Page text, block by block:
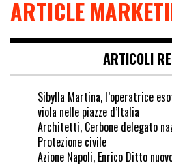
ARTICLE
ARTICOLI
Sibylla Martina, l’operatrice
viola nelle piazze d’Italia
Architetti, Cerbone delegato
Protezione civile
Azione Napoli, Enrico Ditto